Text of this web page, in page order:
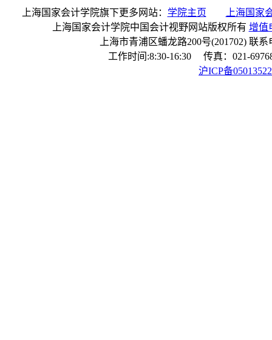
上海国家会计学院旗下更多网站： 学院主页
上海国家
上海国家会计学院中国会计视野网站版权所有 增值
上海市青浦区蟠龙路200号(201702) 联系
工作时间:8:30-16:30 传真：021-
沪ICP备